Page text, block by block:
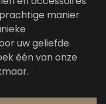
manier
uw geliefde.
één van onze